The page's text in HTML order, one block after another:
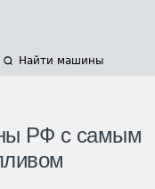
Найти машины
РФ с самым